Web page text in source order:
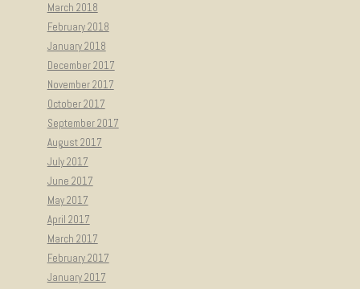
March 2018
February 2018
January 2018
December 2017
November 2017
October 2017
September 2017
August 2017
July 2017
June 2017
May 2017
April 2017
March 2017
February 2017
January 2017